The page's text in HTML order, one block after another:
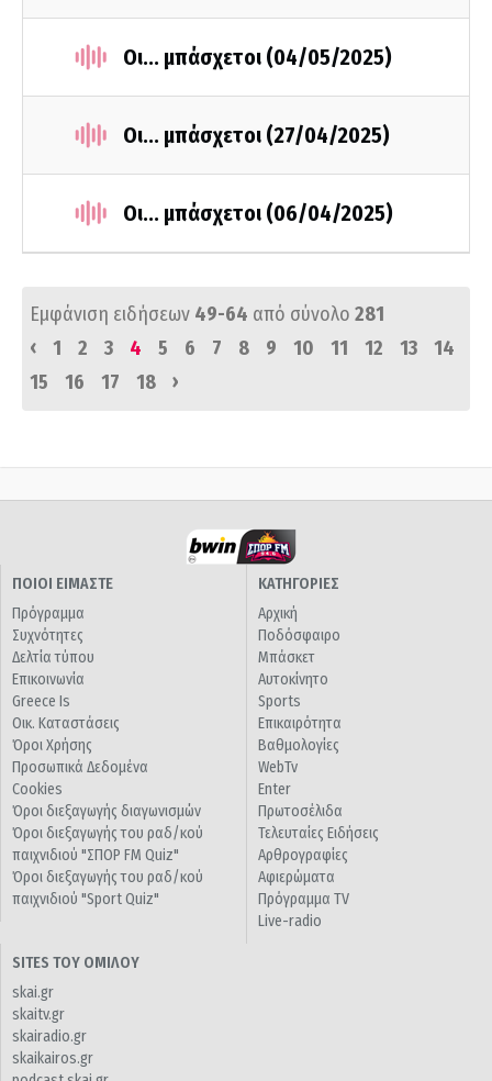
Οι... μπάσχετοι (04/05/2025)
Οι... μπάσχετοι (27/04/2025)
Οι... μπάσχετοι (06/04/2025)
Εμφάνιση ειδήσεων 49-64 από σύνολο 281
‹
1 2 3 4 5 6 7 8 9 10 11 12 13
14
15
16 17 18 ›
ΠΟΙΟΙ ΕΙΜΑΣΤΕ
Πρόγραμμα
Συχνότητες
Δελτία τύπου
Επικοινωνία
Greece Is
Οικ. Καταστάσεις
Όροι Χρήσης
Προσωπικά Δεδομένα
Cookies
Όροι διεξαγωγής διαγωνισμών
Όροι διεξαγωγής του ραδ/κού
παιχνιδιού "ΣΠΟΡ FM Quiz"
Όροι διεξαγωγής του ραδ/κού
παιχνιδιού "Sport Quiz"
ΚΑΤΗΓΟΡΙΕΣ
Αρχική
Ποδόσφαιρο
Μπάσκετ
Αυτοκίνητο
Sports
Επικαιρότητα
Βαθμολογίες
WebTv
Enter
Πρωτοσέλιδα
Τελευταίες Ειδήσεις
Αρθρογραφίες
Αφιερώματα
Πρόγραμμα TV
Live-radio
SITES ΤΟΥ ΟΜΙΛΟΥ
skai.gr
skaitv.gr
skairadio.gr
skaikairos.gr